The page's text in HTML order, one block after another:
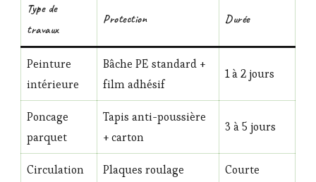
Type de
travaux
Protection Durée
Peinture
intérieure
Bâche PE standard +
film adhésif
1 à 2 jours
Poncage
parquet
Tapis anti-poussière
+ carton
3 à 5 jours
Circulation
Plaques roulage
Courte